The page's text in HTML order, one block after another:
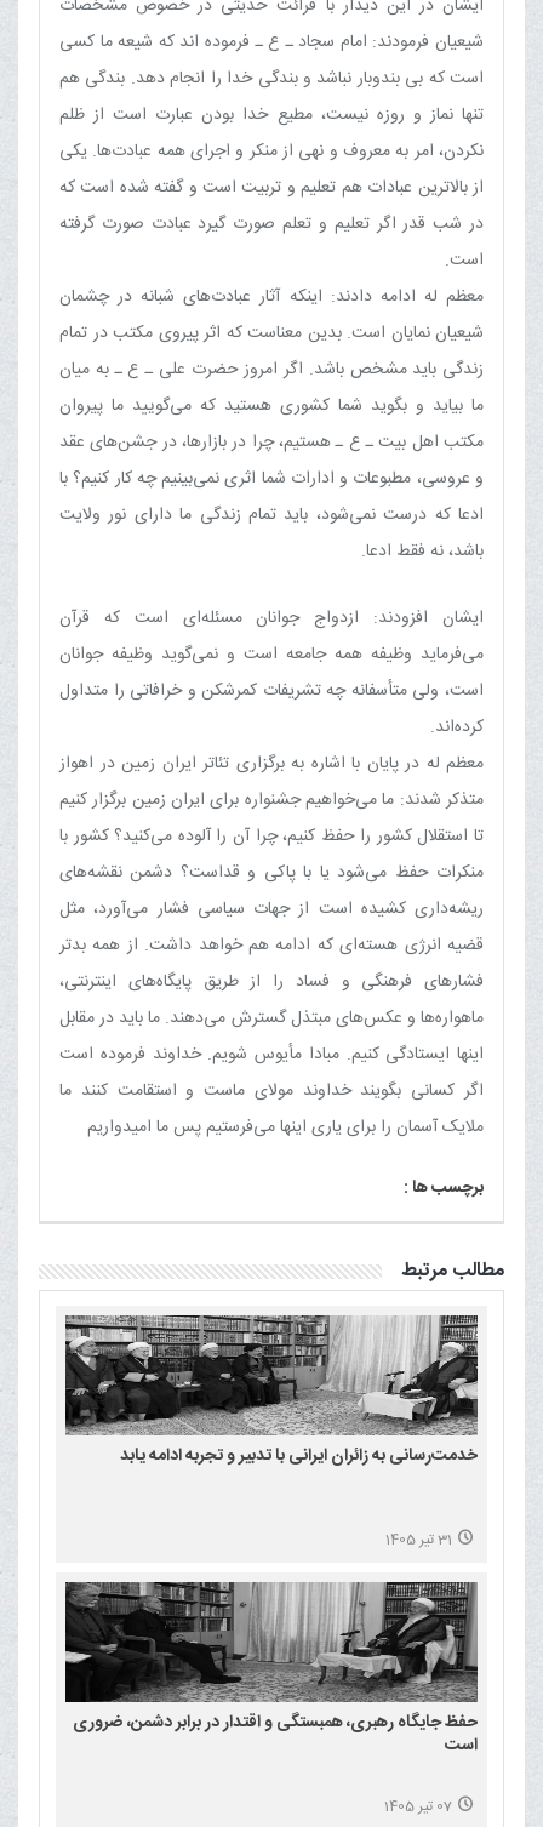
شیعیان فرمودند: امام سجاد ـ ع ـ فرموده اند که شیعه ما کسی
است که بی بندوبار نباشد و بندگی خدا را انجام دهد. بندگی هم
تنها نماز و روزه نیست، مطیع خدا بودن عبارت است از ظلم
نکردن، امر به معروف و نهی از منکر و اجرای همه عبادت‌ها. یکی
از بالا‌ترین عبادات هم تعلیم و تربیت است و گفته شده است که
در شب قدر اگر تعلیم و تعلم صورت گیرد عبادت صورت گرفته
است.
معظم له ادامه دادند: اینکه آثار عبادت‌های شبانه در چشمان
شیعیان نمایان است. بدین معناست که اثر پیروی مکتب در تمام
زندگی باید مشخص باشد. اگر امروز حضرت علی ـ ع ـ به میان
ما بیاید و بگوید شما کشوری هستید که می‌گویید ما پیروان
مکتب اهل بیت ـ ع ـ هستیم، چرا در بازارها، در جشن‌های عقد
و عروسی، مطبوعات و ادارات شما اثری نمی‌بینیم چه کار کنیم؟ با
ادعا که درست نمی‌شود، باید تمام زندگی ما دارای نور ولایت
باشد، نه فقط ادعا.
ایشان افزودند: ازدواج جوانان مسئله‌ای است که قرآن
می‌فرماید وظیفه همه جامعه است و نمی‌گوید وظیفه جوانان
است، ولی متأسفانه چه تشریفات کمر‌شکن و خرافاتی را متداول
کرده‌اند.
معظم له در پایان با اشاره به برگزاری تئاتر ایران زمین در اهواز
متذکر شدند: ما می‌خواهیم جشنواره برای ایران زمین برگزار کنیم
تا استقلال کشور را حفظ کنیم، چرا آن را آلوده می‌کنید؟ کشور با
منکرات حفظ می‌شود یا با پاکی و قداست؟ دشمن نقشه‌های
ریشه‌داری کشیده است از جهات سیاسی فشار می‌آورد، مثل
قضیه انرژی هسته‌ای که ادامه هم خواهد داشت. از همه بدتر
فشارهای فرهنگی و فساد را از طریق پایگاه‌های اینترنتی،
ماهواره‌ها و عکس‌های مبتذل گسترش می‌دهند. ما باید در مقابل
اینها ایستادگی کنیم. مبادا مأیوس شویم. خداوند فرموده است
اگر کسانی بگویند خداوند مولای ماست و استقامت کنند ما
ملایک آسمان را برای یاری اینها می‌فرستیم پس ما امیدواریم
برچسب ها :
مطالب مرتبط
خدمت‌رسانی به زائران ایرانی با تدبیر و تجربه ادامه یابد
31 تیر 1405
حفظ جایگاه رهبری، همبستگی و اقتدار در برابر دشمن، ضروری
است
07 تیر 1405